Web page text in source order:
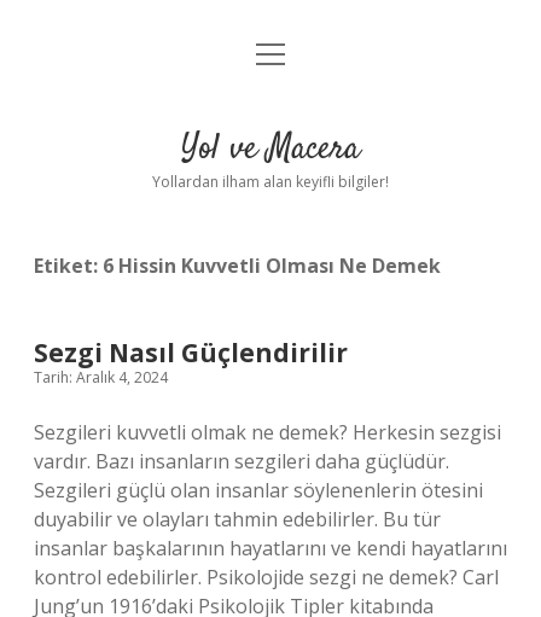
Anasayfa
Yasal Uyarı
menüyü
Yol ve Macera
Yollardan ilham alan keyifli bilgiler!
Etiket: 6 Hissin Kuvvetli Olması Ne Demek
Sezgi Nasıl Güçlendirilir
Tarih: Aralık 4, 2024
Sezgileri kuvvetli olmak ne demek? Herkesin sezgisi
vardır. Bazı insanların sezgileri daha güçlüdür.
Sezgileri güçlü olan insanlar söylenenlerin ötesini
duyabilir ve olayları tahmin edebilirler. Bu tür
insanlar başkalarının hayatlarını ve kendi hayatlarını
kontrol edebilirler. Psikolojide sezgi ne demek? Carl
Jung’un 1916’daki Psikolojik Tipler kitabında